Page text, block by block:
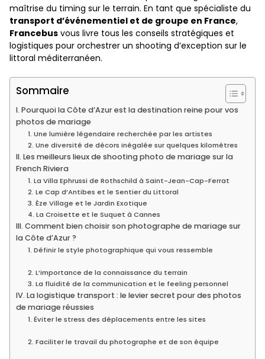
maîtrise du timing sur le terrain. En tant que spécialiste du
transport d’événementiel et de groupe en France,
Francebus vous livre tous les conseils stratégiques et
logistiques pour orchestrer un shooting d’exception sur le
littoral méditerranéen.
Sommaire
I. Pourquoi la Côte d’Azur est la destination reine pour vos
photos de mariage
1. Une lumière légendaire recherchée par les artistes
2. Une diversité de décors inégalée sur quelques kilomètres
II. Les meilleurs lieux de shooting photo de mariage sur la
French Riviera
1. La Villa Ephrussi de Rothschild à Saint-Jean-Cap-Ferrat
2. Le Cap d’Antibes et le Sentier du Littoral
3. Èze Village et le Jardin Exotique
4. La Croisette et le Suquet à Cannes
III. Comment bien choisir son photographe de mariage sur
la Côte d’Azur ?
1. Définir le style photographique qui vous ressemble
2. L’importance de la connaissance du terrain
3. La fluidité de la communication et le feeling personnel
IV. La logistique transport : le levier secret pour des photos
de mariage réussies
1. Éviter le stress des déplacements entre les sites
2. Faciliter le travail du photographe et de son équipe